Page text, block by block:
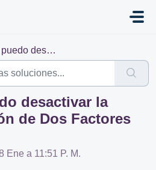
Autenticación de Dos Factores (...
desactivar la
de Dos Factores
Ene a 11:51 P. M.